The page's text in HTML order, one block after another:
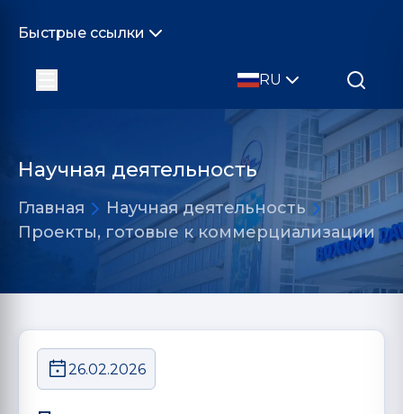
Быстрые ссылки
RU
Научная деятельность
Главная
Научная деятельность
Проекты, готовые к коммерциализации
26.02.2026